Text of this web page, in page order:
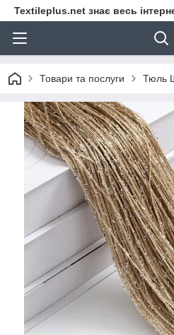
Textileplus.net знає весь
Товари та послуги Тюль